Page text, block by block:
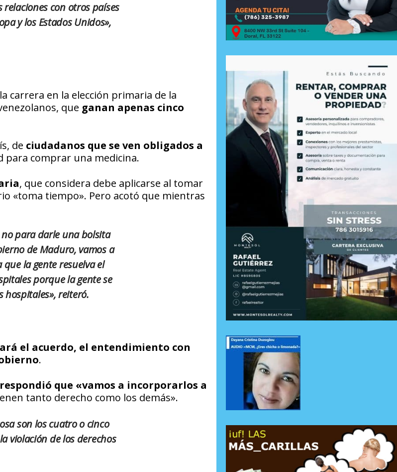
con otros países
y los Estados Unidos»,
carrera en la elección primaria de la
que ganan apenas cinco
de ciudadanos que se ven obligados a
para comprar una medicina.
, que considera debe aplicarse al tomar
«toma tiempo». Pero acotó que mientras
para darle una bolsita
de Maduro, vamos a
la gente resuelva el
porque la gente se
hospitales», reiteró.
el acuerdo, el entendimiento con
.
que «vamos a incorporarlos a
tanto derecho como los demás».
son los cuatro o cinco
violación de los derechos